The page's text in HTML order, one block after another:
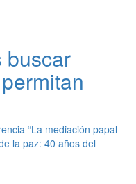
buscar
“La mediación papal
la paz: 40 años del